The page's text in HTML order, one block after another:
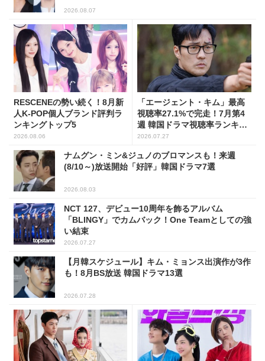
2026.08.07
RESCENEの勢い続く！8月新
人K-POP個人ブランド評判ラ
ンキングトップ5
2026.08.06
「エージェント・キム」最高
視聴率27.1%で完走！7月第4
週 韓国ドラマ視聴率ランキン
グ
2026.07.27
ナムグン・ミン&ジュノのブロマンスも！来週
(8/10～)放送開始「好評」韓国ドラマ7選
2026.08.03
NCT 127、デビュー10周年を飾るアルバム
「BLINGY」でカムバック！One Teamとしての強
い結束
2026.07.27
【月韓スケジュール】キム・ミョンス出演作が3作
も！8月BS放送 韓国ドラマ13選
2026.07.28